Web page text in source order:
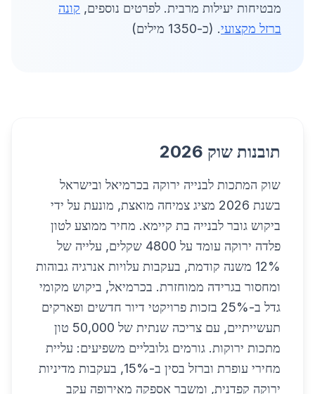
מבטיחות יעילות מרבית. לפרטים נוספים, קונה
ברזל מקצועי. (כ-1350 מילים)
תובנות שוק 2026
שוק המתכות לבנייה ירוקה בכרמיאל ובישראל
בשנת 2026 מציג צמיחה מואצת, מונעת על ידי
ביקוש גובר לבנייה בת קיימא. מחיר ממוצע לטון
פלדה ירוקה עומד על 4800 שקלים, עלייה של
12% משנה קודמת, בעקבות עלויות אנרגיה גבוהות
ומחסור בגרידה ממוחזרת. בכרמיאל, ביקוש מקומי
גדל ב-25% בזכות פרויקטי דיור חדשים ופארקים
תעשייתיים, עם צריכה שנתית של 50,000 טון
מתכות ירוקות. גורמים גלובליים משפיעים: עליית
מחירי עופרת וברזל בסין ב-15%, בעקבות מדיניות
ירוקה קפדנית, ומשבר אספקה מאירופה עקב